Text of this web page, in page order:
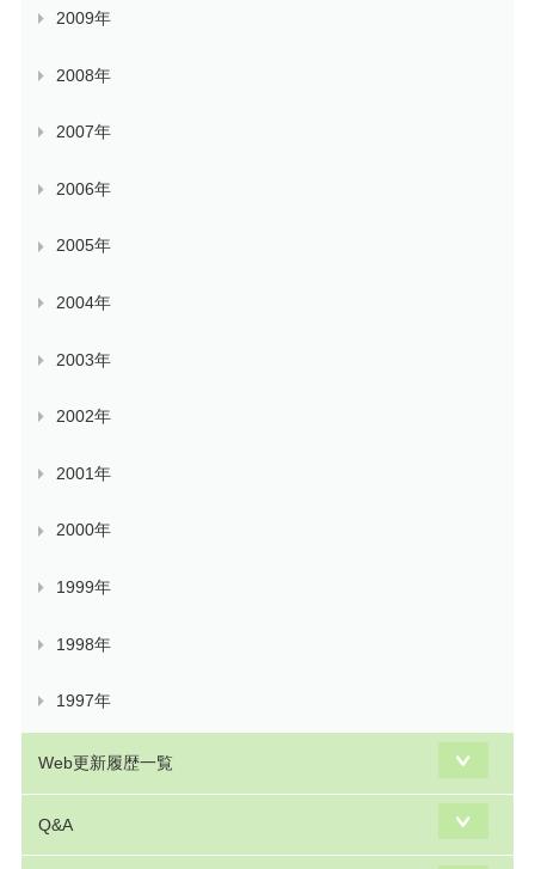
2009年
2008年
2007年
2006年
2005年
2004年
2003年
2002年
2001年
2000年
1999年
1998年
1997年
Web更新履歴一覧
Q&A